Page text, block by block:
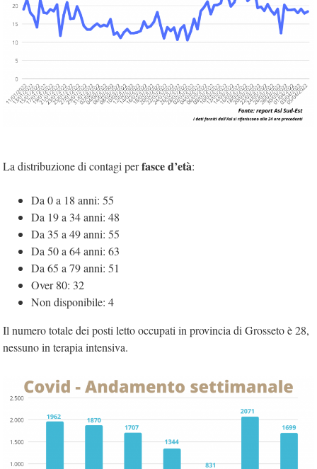
La distribuzione di contagi perfasce d’età:
Da 0 a 18 anni: 55
Da 19 a 34 anni: 48
Da 35 a 49 anni: 55
Da 50 a 64 anni: 63
Da 65 a 79 anni: 51
Over 80: 32
Non disponibile: 4
Il numero totale dei posti letto occupati in provincia di Grosseto è 28,
nessuno in terapia intensiva.